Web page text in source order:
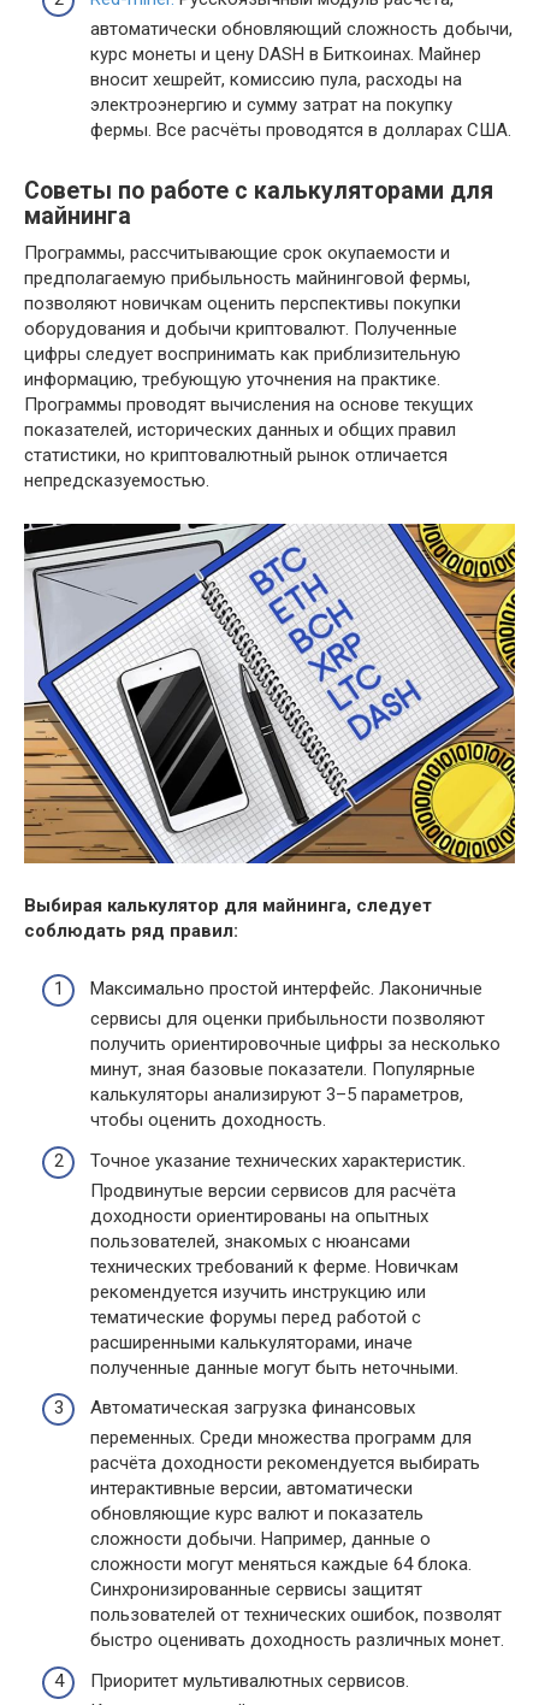
автоматически обновляющий сложность добычи,
курс монеты и цену DASH в Биткоинах. Майнер
вносит хешрейт, комиссию пула, расходы на
электроэнергию и сумму затрат на покупку
фермы. Все расчёты проводятся в долларах США.
Советы по работе с калькуляторами для
майнинга
Программы, рассчитывающие срок окупаемости и
предполагаемую прибыльность майнинговой фермы,
позволяют новичкам оценить перспективы покупки
оборудования и добычи криптовалют. Полученные
цифры следует воспринимать как приблизительную
информацию, требующую уточнения на практике.
Программы проводят вычисления на основе текущих
показателей, исторических данных и общих правил
статистики, но криптовалютный рынок отличается
непредсказуемостью.
Выбирая калькулятор для майнинга, следует
соблюдать ряд правил:
Максимально простой интерфейс. Лаконичные
сервисы для оценки прибыльности позволяют
получить ориентировочные цифры за несколько
минут, зная базовые показатели. Популярные
калькуляторы анализируют 3–5 параметров,
чтобы оценить доходность.
Точное указание технических характеристик.
Продвинутые версии сервисов для расчёта
доходности ориентированы на опытных
пользователей, знакомых с нюансами
технических требований к ферме. Новичкам
рекомендуется изучить инструкцию или
тематические форумы перед работой с
расширенными калькуляторами, иначе
полученные данные могут быть неточными.
Автоматическая загрузка финансовых
переменных. Среди множества программ для
расчёта доходности рекомендуется выбирать
интерактивные версии, автоматически
обновляющие курс валют и показатель
сложности добычи. Например, данные о
сложности могут меняться каждые 64 блока.
Синхронизированные сервисы защитят
пользователей от технических ошибок, позволят
быстро оценивать доходность различных монет.
Приоритет мультивалютных сервисов.